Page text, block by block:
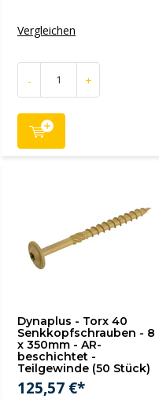
Vergleichen
- +
Dynaplus - Torx 40
Senkkopfschrauben - 8
x 350mm - AR-
beschichtet -
Teilgewinde (50 Stück)
125,57 €*